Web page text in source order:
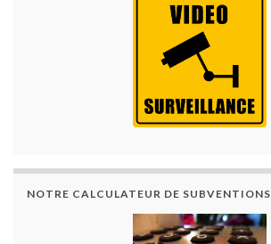
NOTRE CALCULATEUR DE SUBVENTIONS